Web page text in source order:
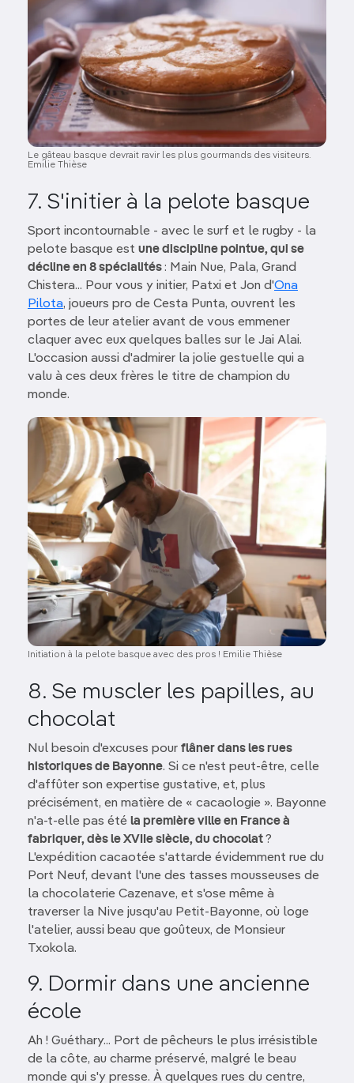
Le gâteau basque devrait ravir les plus gourmands des visiteurs.
Emilie Thièse
7. S'initier à la pelote basque
Sport incontournable - avec le surf et le rugby - la
pelote basque est une discipline pointue, qui se
décline en 8 spécialités: Main Nue, Pala, Grand
Chistera... Pour vous y initier, Patxi et Jon d'Ona
Pilota, joueurs pro de Cesta Punta, ouvrent les
portes de leur atelier avant de vous emmener
claquer avec eux quelques balles sur le Jai Alai.
L'occasion aussi d'admirer la jolie gestuelle qui a
valu à ces deux frères le titre de champion du
monde.
Image
Initiation à la pelote basque avec des pros ! Emilie Thièse
8. Se muscler les papilles, au
chocolat
Nul besoin d'excuses pour flâner dans les rues
historiques de Bayonne. Si ce n'est peut-être, celle
d'affûter son expertise gustative, et, plus
précisément, en matière de « cacaologie ». Bayonne
n'a-t-elle pas été la première ville en France à
fabriquer, dès le XVIIe siècle, du chocolat?
L'expédition cacaotée s'attarde évidemment rue du
Port Neuf, devant l'une des tasses mousseuses de
la chocolaterie Cazenave, et s'ose même à
traverser la Nive jusqu'au Petit-Bayonne, où loge
l'atelier, aussi beau que goûteux, de Monsieur
Txokola.
9. Dormir dans une ancienne
école
Ah ! Guéthary... Port de pêcheurs le plus irrésistible
de la côte, au charme préservé, malgré le beau
monde qui s'y presse. À quelques rues du centre,